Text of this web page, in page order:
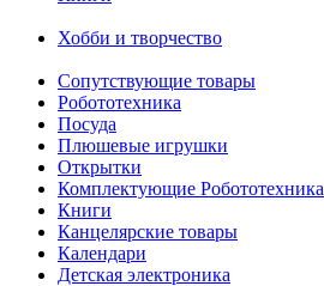
Хобби и творчество
Сопутствующие товары
Робототехника
Посуда
Плюшевые игрушки
Открытки
Комплектующие Робототехника
Книги
Канцелярские товары
Календари
Детская электроника